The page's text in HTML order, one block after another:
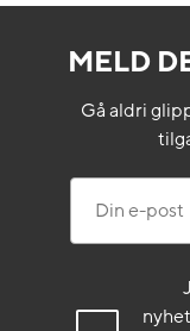
MELD
Gå aldri